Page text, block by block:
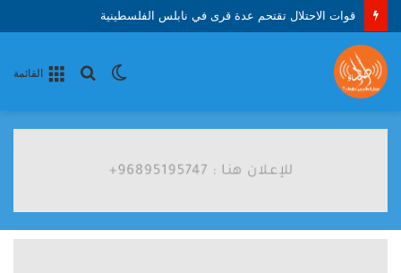
قوات الاحتلال تقتحم عدة قرى في نابلس الفلسطينية
القائمة
بحث الوضع